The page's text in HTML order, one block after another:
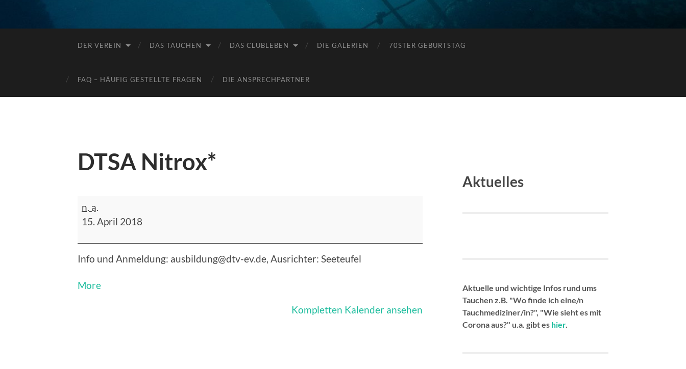
DER VEREIN DAS TAUCHEN DAS CLUBLEBEN DIE GALERIEN 70STER GEBURTSTAG
FAQ – HÄUFIG GESTELLTE FRAGEN DIE ANSPRECHPARTNER
DTSA Nitrox*
Nitrox*
n. a.
15. April 2018
Info und Anmeldung: ausbildung@dtv-ev.de, Ausrichter: Seeteufel
Moreabout
Kompletten Kalender ansehen
Aktuelles
Aktuelle und wichtige Infos rund ums
Tauchen z.B. "Wo finde ich eine/n
Tauchmediziner/in?", "Wie sieht es mit
Corona aus?" u.a. gibt es hier.